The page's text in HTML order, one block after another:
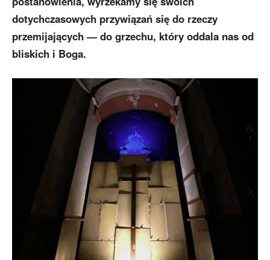
dotychczasowych przywiązań się do rzeczy
przemijających — do grzechu, który oddala nas od
bliskich i Boga.